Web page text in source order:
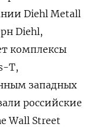
Diehl Metall
Diehl,
комплексы
T,
западных
российские
Wall Street